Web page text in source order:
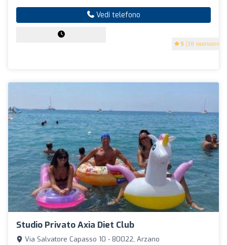
5 (38 recensioni)
Vedi telefono
Studio Privato Axia Diet Club
Via Salvatore Capasso 10 - 80022, Arzano